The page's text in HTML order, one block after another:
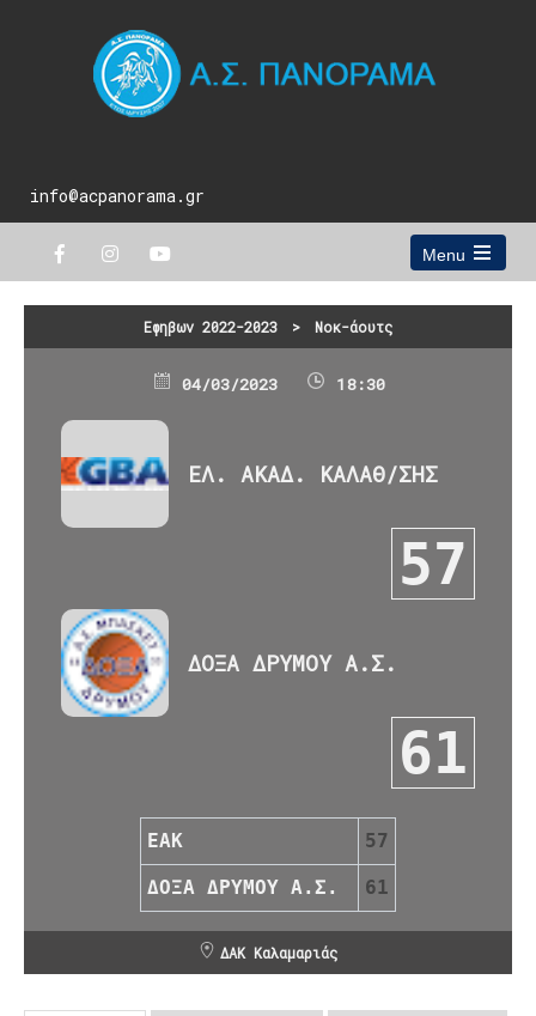
info@acpanorama.gr
Menu
Open
main
Εφηβων 2022-2023 > Νοκ-άουτς
04/03/2023 18:30
ΕΛ. ΑΚΑΔ. ΚΑΛΑΘ/ΣΗΣ
57
ΔΟΞΑ ΔΡΥΜΟΥ Α.Σ.
61
ΕΑΚ 57
ΔΟΞΑ ΔΡΥΜΟΥ Α.Σ. 61
ΔΑΚ Καλαμαριάς